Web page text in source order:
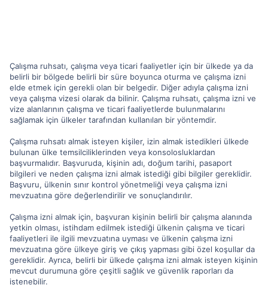
Çalışma ruhsatı, çalışma veya ticari faaliyetler için bir ülkede ya da
belirli bir bölgede belirli bir süre boyunca oturma ve çalışma izni
elde etmek için gerekli olan bir belgedir. Diğer adıyla çalışma izni
veya çalışma vizesi olarak da bilinir. Çalışma ruhsatı, çalışma izni ve
vize alanlarının çalışma ve ticari faaliyetlerde bulunmalarını
sağlamak için ülkeler tarafından kullanılan bir yöntemdir.
Çalışma ruhsatı almak isteyen kişiler, izin almak istedikleri ülkede
bulunan ülke temsilciliklerinden veya konsolosluklardan
başvurmalıdır. Başvuruda, kişinin adı, doğum tarihi, pasaport
bilgileri ve neden çalışma izni almak istediği gibi bilgiler gereklidir.
Başvuru, ülkenin sınır kontrol yönetmeliği veya çalışma izni
mevzuatına göre değerlendirilir ve sonuçlandırılır.
Çalışma izni almak için, başvuran kişinin belirli bir çalışma alanında
yetkin olması, istihdam edilmek istediği ülkenin çalışma ve ticari
faaliyetleri ile ilgili mevzuatına uyması ve ülkenin çalışma izni
mevzuatına göre ülkeye giriş ve çıkış yapması gibi özel koşullar da
gereklidir. Ayrıca, belirli bir ülkede çalışma izni almak isteyen kişinin
mevcut durumuna göre çeşitli sağlık ve güvenlik raporları da
istenebilir.